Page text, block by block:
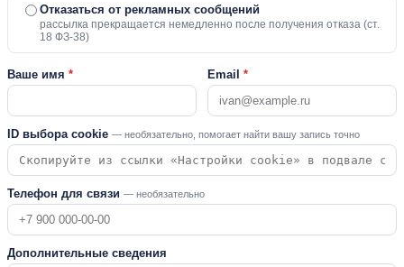
Отказаться от рекламных сообщений
рассылка прекращается немедленно после получения отказа (ст.
18 ФЗ-38)
Ваше имя * Email *
ID выбора cookie — необязательно, помогает найти вашу запись точно
Телефон для связи — необязательно
Дополнительные сведения